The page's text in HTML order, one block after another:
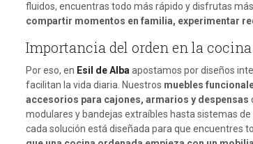
fluidos, encuentras todo más rápido y disfrutas más
compartir momentos en familia, experimentar
Importancia del orden en la cocina
Por eso, en Esil de Alba apostamos por diseños
facilitan la vida diaria. Nuestros muebles
accesorios para cajones, armarios y despensas
modulares y bandejas extraíbles hasta sistemas
cada solución está diseñada para que encuentres